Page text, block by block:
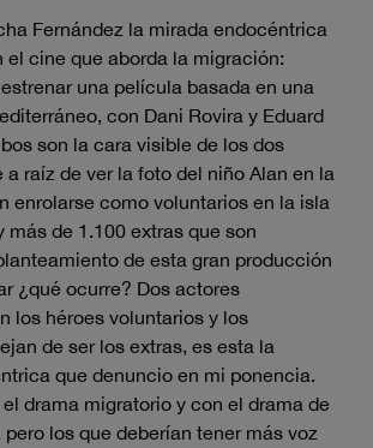
Fernández la mirada endocéntrica
el cine que aborda la migración:
una película basada en una
con Dani Rovira y Eduard
son la cara visible de los dos
a raíz de ver la foto del niño Alan en la
enrolarse como voluntarios en la isla
más de 1.100 extras que son
de esta gran producción
¿qué ocurre? Dos actores
los héroes voluntarios y los
de ser los extras, es esta la
que denuncio en mi ponencia.
drama migratorio y con el drama de
los que deberían tener más voz